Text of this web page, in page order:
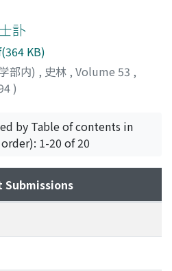
者を首謀者として立案された
、覆面した帝国植民省によっ
れてすすめられた陰謀であっ
戦争の前奏曲として想起され
の首謀者二大金山会社の、金
とを研究する。
訃
KB)
部内) , 史林 , Volume 53 ,
)
by Table of contents in
1-20 of 20
Submissions